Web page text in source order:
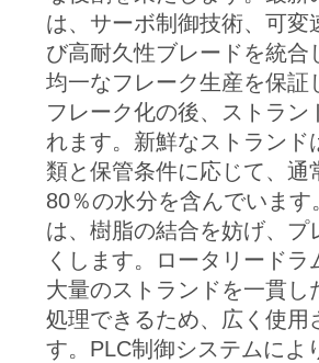
PRIVACY
POLICY
は、サーボ制御技術、可変
び高耐久性ブレードを統合
均一なフレーク生産を保証
フレーク化の後、ストラン
れます。新鮮なストランド
類と保管条件に応じて、通
80％の水分を含んでいます
は、樹脂の結合を妨げ、プ
くします。ロータリードラ
大量のストランドを一貫し
処理できるため、広く使用
す。PLC制御システムによ